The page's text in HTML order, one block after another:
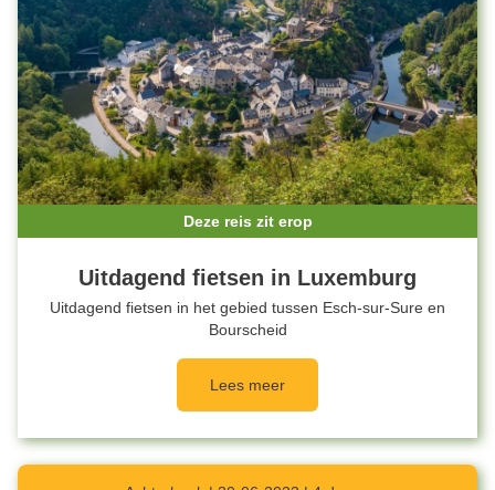
Deze reis zit erop
Uitdagend fietsen in Luxemburg
Uitdagend fietsen in het gebied tussen Esch-sur-Sure en
Bourscheid
Lees meer